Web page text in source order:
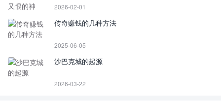
2026-02-01
传奇赚钱的几种方法
2025-06-05
沙巴克城的起源
2026-03-22